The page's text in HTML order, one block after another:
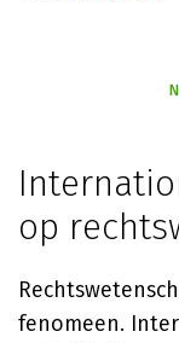
op
fenomeen.